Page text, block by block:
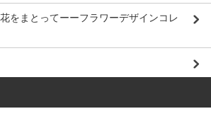
をまとってーーフラワーデザインコレ